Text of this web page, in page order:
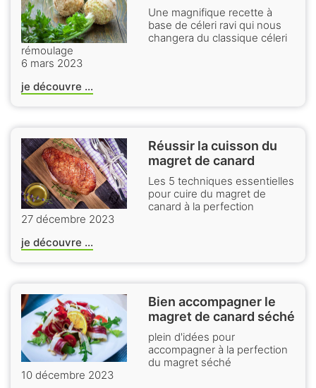
Une magnifique recette à
base de céleri ravi qui nous
changera du classique céleri
rémoulage
6 mars 2023
je découvre ...
Réussir la cuisson du
magret de canard
Les 5 techniques essentielles
pour cuire du magret de
canard à la perfection
27 décembre 2023
je découvre ...
Bien accompagner le
magret de canard séché
plein d'idées pour
accompagner à la perfection
du magret séché
10 décembre 2023